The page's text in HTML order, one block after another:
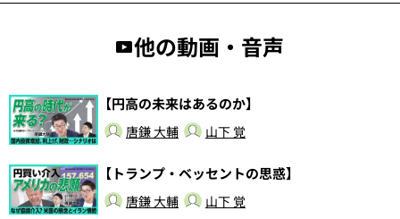
他の動画・音声
【円高の未来はあるのか】
唐鎌 大輔 山下 覚
【トランプ・ベッセントの思惑】
唐鎌 大輔 山下 覚